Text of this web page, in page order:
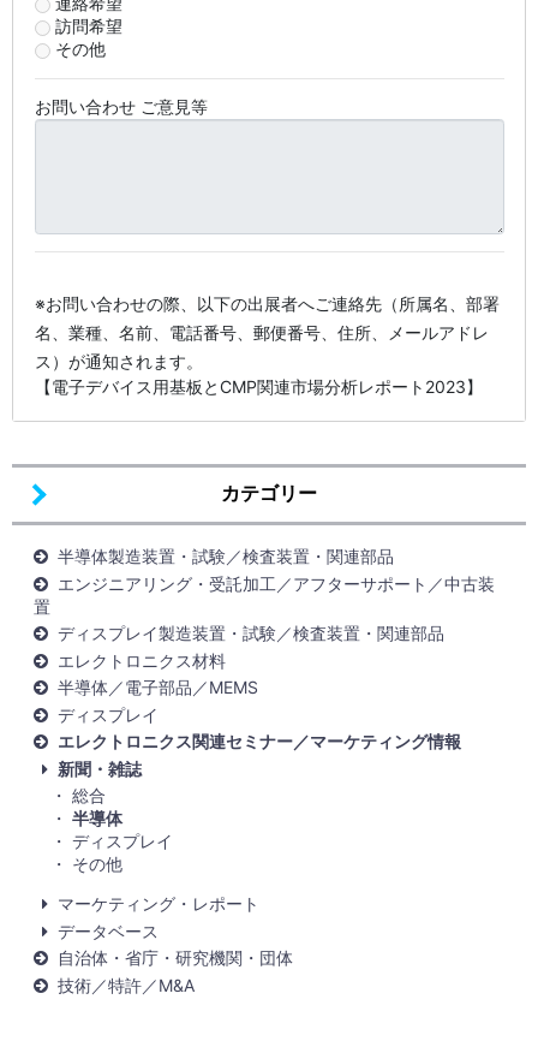
カテゴリー
半導体製造装置・試験／検査装置・関連部品
エンジニアリング・受託加工／アフターサポート／中古装
置
ディスプレイ製造装置・試験／検査装置・関連部品
エレクトロニクス材料
半導体／電子部品／MEMS
ディスプレイ
エレクトロニクス関連セミナー／マーケティング情報
新聞・雑誌
総合
半導体
ディスプレイ
その他
マーケティング・レポート
データベース
自治体・省庁・研究機関・団体
技術／特許／M&A
訪問希望
その他
お問い合わせ ご意見等
※お問い合わせの際、以下の出展者へご連絡先（所属名、部署
名、業種、名前、電話番号、郵便番号、住所、メールアドレ
ス）が通知されます。
【電子デバイス用基板とCMP関連市場分析レポート2023】